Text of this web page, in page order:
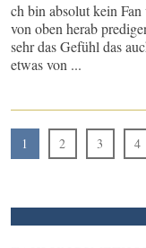
ch bin absolut kein
von oben herab
sehr das Gefühl das
etwas von ...
1 2 3 4